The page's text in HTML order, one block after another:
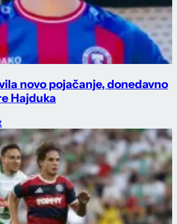
novo pojačanje, donedavno
Hajduka